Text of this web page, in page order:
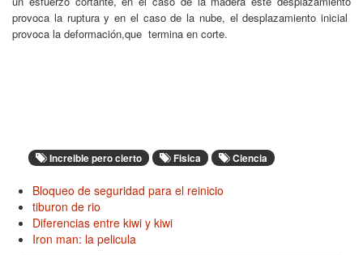
provoca la ruptura y en el caso de la nube, el desplazamiento inicial
provoca la deformación,que termina en corte.
Increible pero cierto Fisica Ciencia
Bloqueo de seguridad para el reinicio
tiburon de rio
Diferencias entre kiwi y kiwi
Iron man: la pelicula